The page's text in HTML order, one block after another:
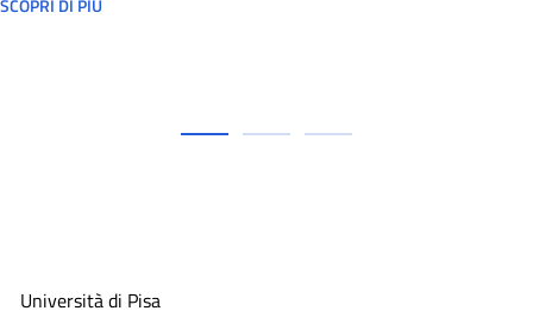
SCOPRI DI PIÙ
Università di Pisa